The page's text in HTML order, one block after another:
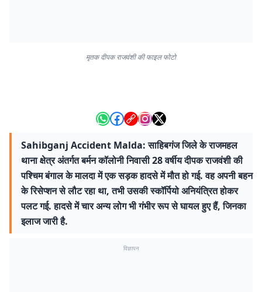
मृतक दीपक राजवंशी की फाइल फोटो
Sahibganj Accident Malda: साहिबगंज जिले के राजमहल
थाना क्षेत्र अंतर्गत बर्मन कॉलोनी निवासी 28 वर्षीय दीपक राजवंशी की
पश्चिम बंगाल के मालदा में एक सड़क हादसे में मौत हो गई. वह अपनी बहन
के रिसेप्शन से लौट रहा था, तभी उसकी स्कॉर्पियो अनियंत्रित होकर
पलट गई. हादसे में चार अन्य लोग भी गंभीर रूप से घायल हुए हैं, जिनका
इलाज जारी है.
विज्ञापन